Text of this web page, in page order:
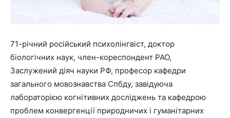
71-річний російський психолінгвіст, доктор
біологічних наук, член-кореспондент РАО,
Заслужений діяч науки РФ, професор кафедри
загального мовознавства Спбду, завідуюча
лабораторією когнітивних досліджень та кафедрою
проблем конвергенції природничих і гуманітарних